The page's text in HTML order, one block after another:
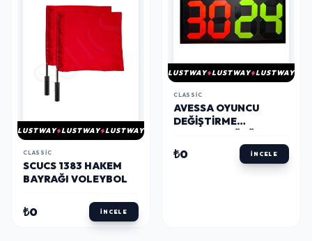
LUSTWAY LUSTWAY LUSTWAY
CLASSIC
SCUCS 1383 HAKEM
BAYRAĞI VOLEYBOL
₺0 İNCELE
LUSTWAY LUSTWAY LUSTWAY
CLASSIC
AVESSA OYUNCU
DEĞIŞTIRME
₺0 İNCELE